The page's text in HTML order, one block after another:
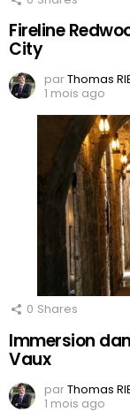
Fireline
City
parThomas
1 mois ago
0 Shares
Immersion
Vaux
parThomas
1 mois ago